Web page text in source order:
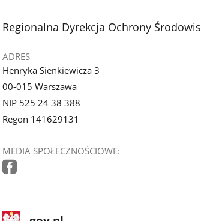
stopka
Regionalna Dyrekcja Ochrony
ADRES
Henryka Sienkiewicza 3
00-015 Warszawa
NIP 525 24 38 388
Regon 141629131
MEDIA SPOŁECZNOŚCIOWE:
stopka